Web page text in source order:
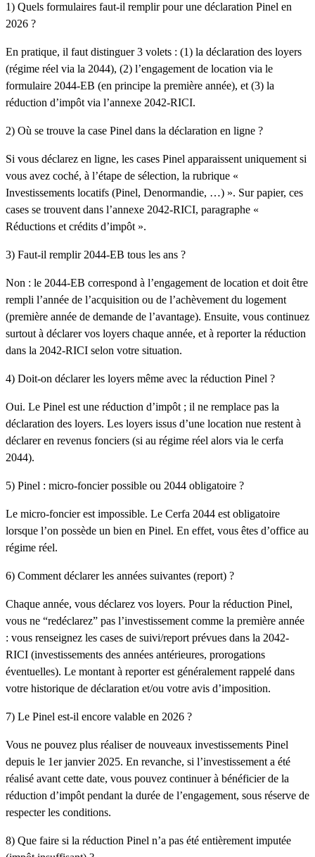
1) Quels formulaires faut-il remplir pour une déclaration Pinel en
2026 ?
En pratique, il faut distinguer3 volets : (1) la déclaration des loyers
(régime réel via la 2044), (2) l’engagement de location via le
formulaire 2044-EB (en principe la première année), et (3) la
réduction d’impôtvia l’annexe 2042-RICI.
2) Où se trouve la case Pinel dans la déclaration en ligne ?
Si vous déclarez en ligne, les cases Pinel apparaissent uniquement si
vous avez coché, à l’étape de sélection, la rubrique «
Investissements locatifs (Pinel, Denormandie, …) ». Sur papier, ces
cases se trouvent dans l’annexe 2042-RICI, paragraphe «
Réductions et crédits d’impôt ».
3) Faut-il remplir 2044-EB tous les ans ?
Non : le 2044-EB correspond à l’engagement de location et doit être
rempli l’année de l’acquisition ou de l’achèvementdu logement
(première année de demande de l’avantage). Ensuite, vous continuez
surtout à déclarer vos loyers chaque année, et à reporter la réduction
dans la 2042-RICI selon votre situation.
4) Doit-on déclarer les loyers même avec la réduction Pinel ?
Oui. Le Pinel est une réduction d’impôt; il ne remplace pas la
déclaration des loyers. Les loyers issus d’une location nue restent à
déclarer en revenus fonciers (si au régime réel alors via le cerfa
2044).
5) Pinel : micro-foncier possible ou 2044 obligatoire ?
Le micro-foncier est impossible. Le Cerfa 2044 est obligatoire
lorsque l’on possède un bien en Pinel. En effet, vous êtes d’office au
régime réel.
6) Comment déclarer les années suivantes (report) ?
Chaque année, vous déclarez vos loyers. Pour la réduction Pinel,
vous ne “redéclarez” pas l’investissement comme la première année
: vous renseignez les cases de suivi/reportprévues dans la 2042-
RICI (investissements des années antérieures, prorogations
éventuelles). Le montant à reporter est généralement rappelé dans
votre historique de déclaration et/ou votre avis d’imposition.
7) Le Pinel est-il encore valable en 2026 ?
Vous ne pouvez plus réaliser de nouveaux investissements Pinel
depuis le 1er janvier 2025. En revanche, si l’investissement a été
réalisé avant cette date, vous pouvez continuer à bénéficierde la
réduction d’impôt pendant la durée de l’engagement, sous réserve de
respecter les conditions.
8) Que faire si la réduction Pinel n’a pas été entièrement imputée